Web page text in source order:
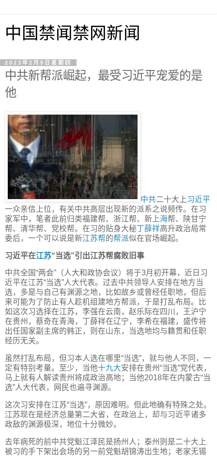
中国禁闻禁网新闻
2023年2月9日星期四
中共新帮派崛起，最受习近平宠爱的是
他
中共二十大上习近平
一众亲信上位，有关中共高层出现新的派系之说频传。在习
家军中，笔者此前归类福建帮、浙江帮、新 上海帮、陕甘宁
帮、清华帮、党校帮。在习的贴身大秘丁薛祥高升政治局常
委后，一个可以说是新江苏帮的帮派似在官场崛起。
习近平在江苏“当选”引出江苏帮腐败旧事
中共全国“两会”（人大和政协会议）将于3月初开幕，近日习
近平在江苏“当选”人大代表。过去中共领导人安排在地方当
选，多是与自己有渊源之地，比如故乡或曾经任职地，但后
来可能为了防止有人趁机组建地方帮派，于是打乱布局。比
如这次习选择在江苏，李强在云南，赵乐际在四川，王沪宁
在贵州，蔡奇在青海，丁薛祥在辽宁，李希在福建，盛传将
出任国家副主席的韩正，则在山东，当选地均与籍贯和任职
经历无关。
虽然打乱布局，但习本人选在哪里“当选”，就与他人不同，一
定有特别考量。至少，当他十九大安排在贵州“当选”党代表，
马上就有人解读贵州将成政治高地；当他2018年在内蒙古“当
选”人大代表，网民也遍寻渊源。
这次习安排在江苏“当选”，原因难明。但此地确有特殊之处。
江苏现在是经济总量第二大省，在政治上，却与习近平诸多
政敌的渊源极深，地位十分微妙。
去年病死的前中共党魁江泽民是扬州人；泰州则是二十大上
被习的手下架出会场的另一前党魁胡锦涛出生地；老家无锡